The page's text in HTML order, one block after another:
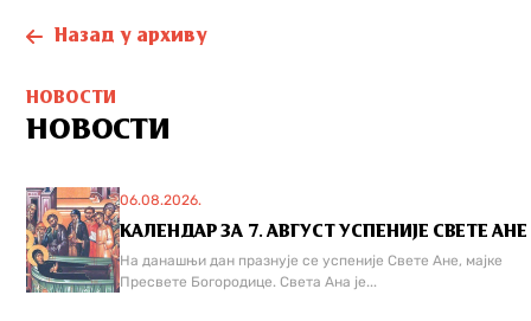
Назад у архиву
НОВОСТИ
НОВОСТИ
06.08.2026.
КАЛЕНДАР ЗА 7. АВГУСТ УСПЕНИЈЕ СВЕТЕ АНЕ
На данашњи дан празнује се успеније Свете Ане, мајке
Пресвете Богородице. Света Ана је...